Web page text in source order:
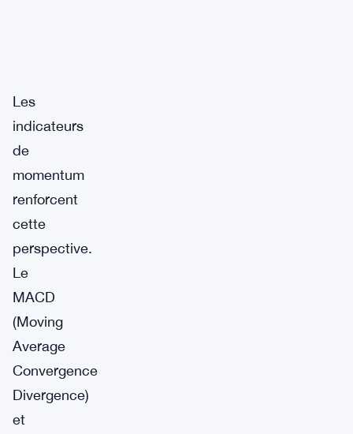
Les
indicateurs
de
momentum
renforcent
cette
perspective.
Le
MACD
(Moving
Average
Convergence
Divergence)
et